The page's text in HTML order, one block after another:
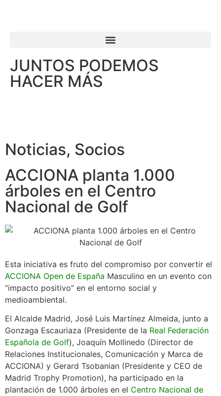
JUNTOS PODEMOS
HACER MÁS
Noticias, Socios
ACCIONA planta 1.000
árboles en el Centro
Nacional de Golf
Esta iniciativa es fruto del compromiso por convertir el
ACCIONA Open de España Masculino en un evento con
“impacto positivo” en el entorno social y
medioambiental.
El Alcalde Madrid, José Luis Martínez Almeida, junto a
Gonzaga Escauriaza (Presidente de la Real Federación
Española de Golf), Joaquín Mollinedo (Director de
Relaciones Institucionales, Comunicación y Marca de
ACCIONA) y Gerard Tsobanian (Presidente y CEO de
Madrid Trophy Promotion), ha participado en la
plantación de 1.000 árboles en el Centro Nacional de